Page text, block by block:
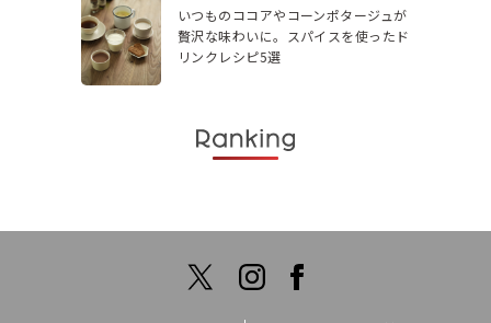
いつものココアやコーンポタージュが
贅沢な味わいに。スパイスを使ったド
リンクレシピ5選